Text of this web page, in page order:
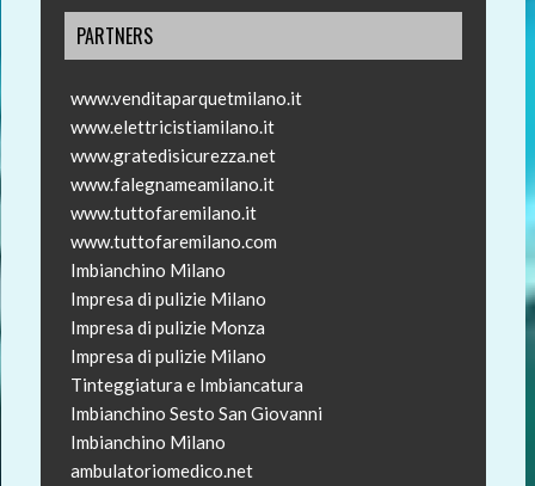
PARTNERS
www.venditaparquetmilano.it
www.elettricistiamilano.it
www.gratedisicurezza.net
www.falegnameamilano.it
www.tuttofaremilano.it
www.tuttofaremilano.com
Imbianchino Milano
Impresa di pulizie Milano
Impresa di pulizie Monza
Impresa di pulizie Milano
Tinteggiatura e Imbiancatura
Imbianchino Sesto San Giovanni
Imbianchino Milano
ambulatoriomedico.net